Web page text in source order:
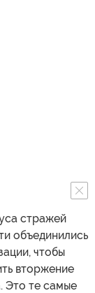
стражей
объединились
чтобы
вторжение
Это те самые